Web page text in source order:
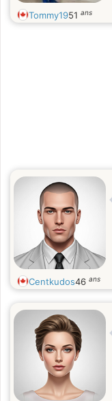
Tommy1951 ans
Centkudos46 ans